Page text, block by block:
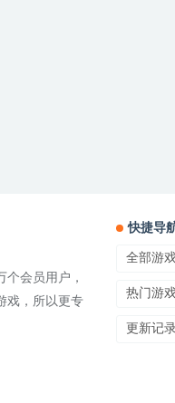
会员用户，
戏，所以更专
快捷导
全部游
热门游
更新记